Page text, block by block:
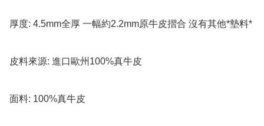
厚度: 4.5mm全厚 一幅約2.2mm原牛皮摺合 沒有其他*墊料*
皮料來源: 進口歐州100%真牛皮
面料: 100%真牛皮